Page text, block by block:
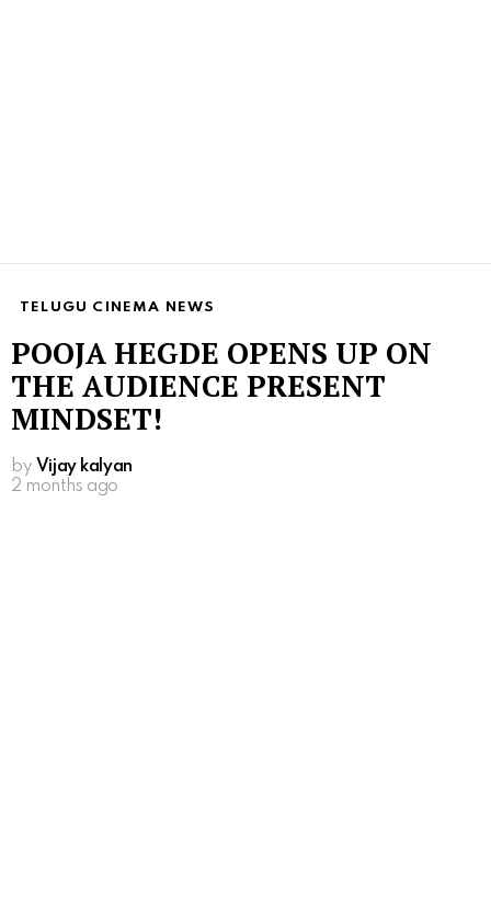
TELUGU CINEMA NEWS
POOJA HEGDE OPENS UP ON
THE AUDIENCE PRESENT
MINDSET!
by Vijay kalyan
2 months ago